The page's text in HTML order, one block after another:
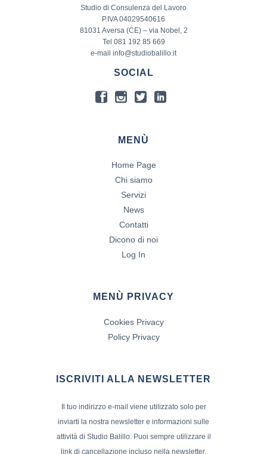
Studio di Consulenza del Lavoro
P.IVA 04029540616
81031 Aversa (CE) – via Nobel, 2
Tel 081 192 85 669
e-mail info@studiobalillo.it
SOCIAL
MENÙ
Home Page
Chi siamo
Servizi
News
Contatti
Dicono di noi
Log In
MENÙ PRIVACY
Cookies Privacy
Policy Privacy
ISCRIVITI ALLA NEWSLETTER
Il tuo indirizzo e-mail viene utilizzato solo per
inviarti la nostra newsletter e informazioni sulle
attività di Studio Balillo. Puoi sempre utilizzare il
link di cancellazione incluso nella newsletter.